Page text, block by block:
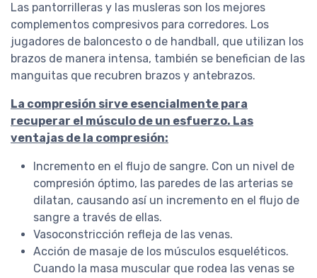
Las pantorrilleras y las musleras son los mejores
complementos compresivos para corredores. Los
jugadores de baloncesto o de handball, que utilizan los
brazos de manera intensa, también se benefician de las
manguitas que recubren brazos y antebrazos.
La compresión sirve esencialmente para
recuperar el músculo de un esfuerzo. Las
ventajas de la compresión:
Incremento en el flujo de sangre. Con un nivel de
compresión óptimo, las paredes de las arterias se
dilatan, causando así un incremento en el flujo de
sangre a través de ellas.
Vasoconstricción refleja de las venas.
Acción de masaje de los músculos esqueléticos.
Cuando la masa muscular que rodea las venas se
Gustavo
Medias Deportivas De
Compresión Graduada Sox
Secado Unisex
Ya las usé en entrenamiento en un
día fresco a frío y a las
características de una media de
compresión le sumo es un buen
abrigo. Cubren incluso las rodillas.
La calidad, impecable. Y el diseño
es muy lindo también.
COMPRAR
Pedido #25734